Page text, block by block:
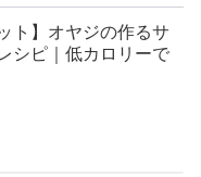
ト】オヤジの作るサ
シピ｜低カロリーで